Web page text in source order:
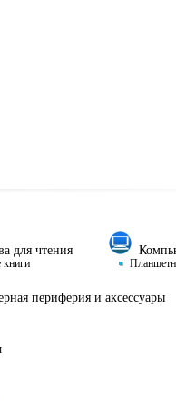
для чтения
книги
периферия и аксессуары